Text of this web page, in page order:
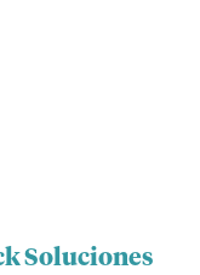
Soluciones